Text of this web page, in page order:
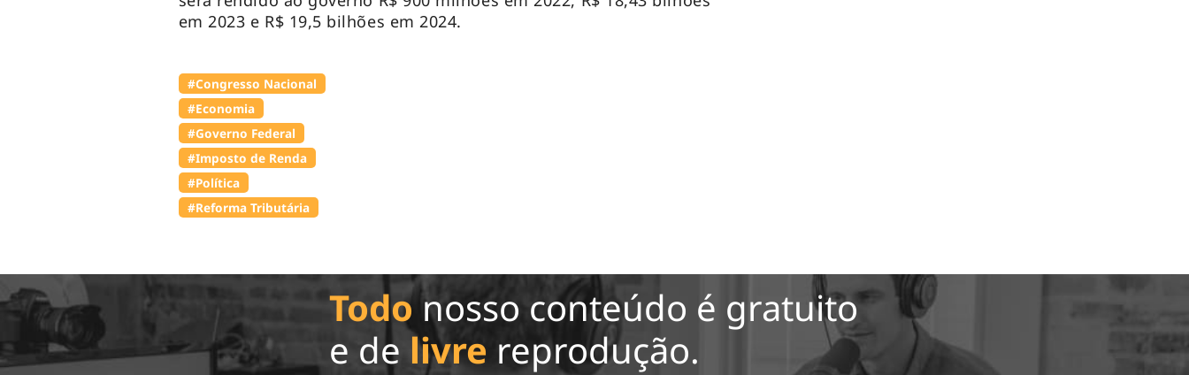
em 2023 e R$ 19,5 bilhões em 2024.
#Congresso Nacional
#Economia
#Governo Federal
#Imposto de Renda
#Política
#Reforma Tributária
Todonosso conteúdo é gratuito
e de livre reprodução.